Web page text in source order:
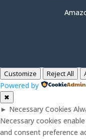
Customize Reject All
Powered by
✖
► Necessary Cookies
Necessary cookies
and consent preference